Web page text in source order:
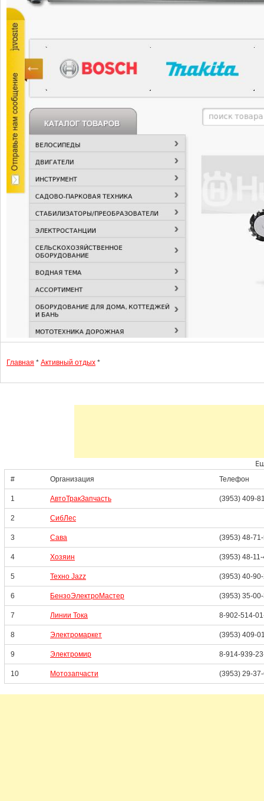
Главная * Активный отдых *
# Организация Телефон
1 АвтоТракЗапчасть (3953) 409-
2 СибЛес
3 Сава (3953) 48-
4 Хозяин (3953) 48-
5 Техно Jazz (3953) 40-
6 БензоЭлектроМастер (3953) 35-
7 Линии Тока 8-902-514-
8 Электромаркет (3953) 409-
9 Электромир 8-914-939-
10 Мотозапчасти (3953) 29-